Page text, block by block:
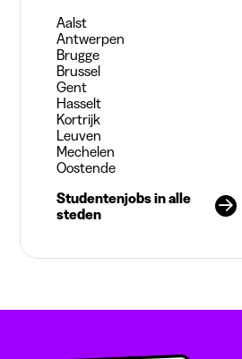
Aalst
Antwerpen
Brugge
Brussel
Gent
Hasselt
Kortrijk
Leuven
Mechelen
Oostende
Studentenjobs in alle
steden